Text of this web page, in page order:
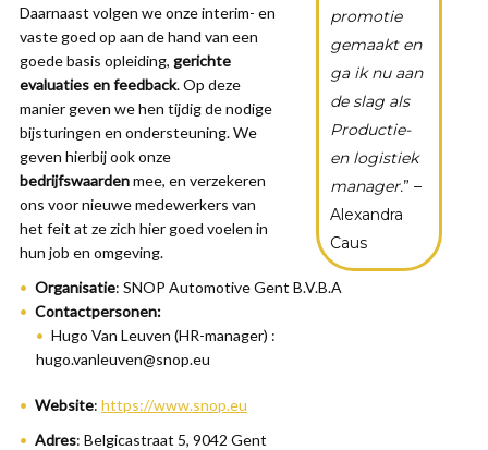
promotie
gemaakt en
ga ik nu aan
de slag als
Productie-
en logistiek
manager.” –
Alexandra
Caus
Daarnaast volgen we onze interim- en
vaste goed op aan de hand van een
goede basis opleiding, gerichte
evaluaties en feedback. Op deze
manier geven we hen tijdig de nodige
bijsturingen en ondersteuning. We
geven hierbij ook onze
bedrijfswaardenmee, en verzekeren
ons voor nieuwe medewerkers van
het feit at ze zich hier goed voelen in
hun job en omgeving.
Organisatie: SNOP Automotive Gent B.V.B.A
Contactpersonen:
Hugo Van Leuven (HR-manager) :
hugo.vanleuven@snop.eu
Website: https://www.snop.eu
Adres: Belgicastraat 5, 9042 Gent